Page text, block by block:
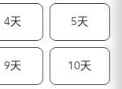
4天 5天
9天 10天